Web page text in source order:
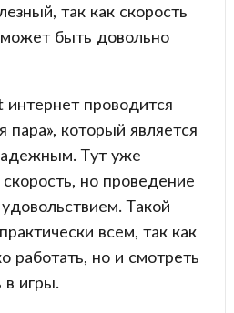
так как скорость
может быть довольно
интернет проводится
пара», который является
Тут уже
но проведение
Такой
всем, так как
работать, но и смотреть
в игры.